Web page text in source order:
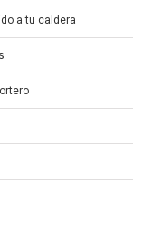
a tu caldera